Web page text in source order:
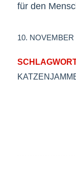
für den
10. NOVEMBER